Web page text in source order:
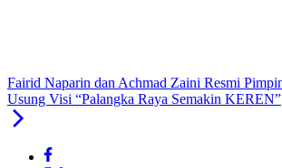
Fairid Naparin dan Achmad Zaini Resmi
Usung Visi “Palangka Raya Semakin KEREN”